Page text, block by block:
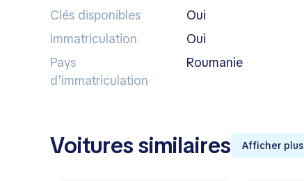
Clés disponibles
Oui
Immatriculation
Oui
Pays
d'immatriculation
Roumanie
Voitures similaires Afficher plus